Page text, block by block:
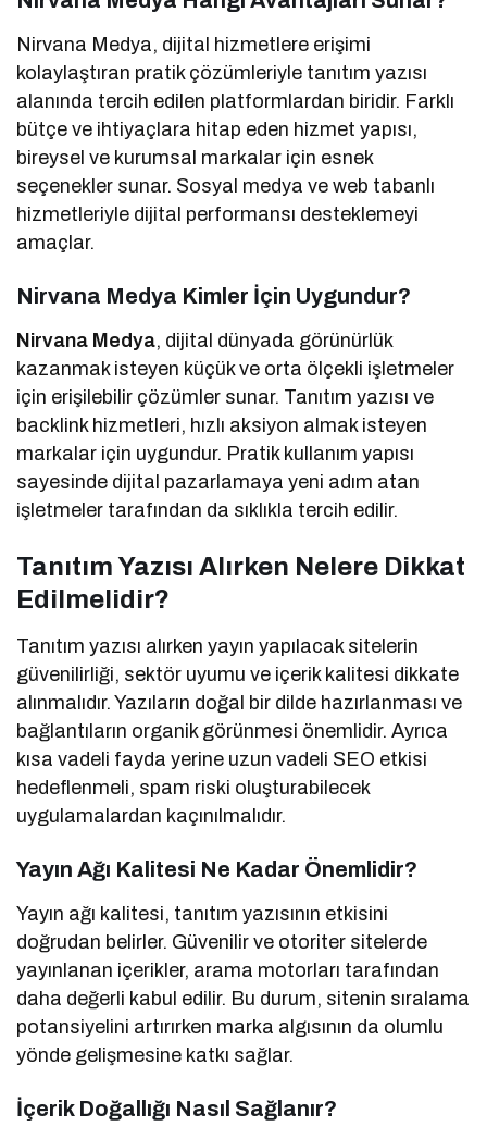
Nirvana Medya, dijital hizmetlere erişimi
kolaylaştıran pratik çözümleriyle tanıtım yazısı
alanında tercih edilen platformlardan biridir. Farklı
bütçe ve ihtiyaçlara hitap eden hizmet yapısı,
bireysel ve kurumsal markalar için esnek
seçenekler sunar. Sosyal medya ve web tabanlı
hizmetleriyle dijital performansı desteklemeyi
amaçlar.
Nirvana Medya Kimler İçin Uygundur?
Nirvana Medya, dijital dünyada görünürlük
kazanmak isteyen küçük ve orta ölçekli işletmeler
için erişilebilir çözümler sunar. Tanıtım yazısı ve
backlink hizmetleri, hızlı aksiyon almak isteyen
markalar için uygundur. Pratik kullanım yapısı
sayesinde dijital pazarlamaya yeni adım atan
işletmeler tarafından da sıklıkla tercih edilir.
Tanıtım Yazısı Alırken Nelere Dikkat
Edilmelidir?
Tanıtım yazısı alırken yayın yapılacak sitelerin
güvenilirliği, sektör uyumu ve içerik kalitesi dikkate
alınmalıdır. Yazıların doğal bir dilde hazırlanması ve
bağlantıların organik görünmesi önemlidir. Ayrıca
kısa vadeli fayda yerine uzun vadeli SEO etkisi
hedeflenmeli, spam riski oluşturabilecek
uygulamalardan kaçınılmalıdır.
Yayın Ağı Kalitesi Ne Kadar Önemlidir?
Yayın ağı kalitesi, tanıtım yazısının etkisini
doğrudan belirler. Güvenilir ve otoriter sitelerde
yayınlanan içerikler, arama motorları tarafından
daha değerli kabul edilir. Bu durum, sitenin sıralama
potansiyelini artırırken marka algısının da olumlu
yönde gelişmesine katkı sağlar.
İçerik Doğallığı Nasıl Sağlanır?